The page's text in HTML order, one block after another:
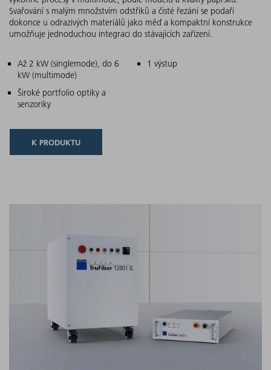
Svařování s malým množstvím odstřiků a čisté řezání se podaří
dokonce u odrazivých materiálů jako měď a kompaktní konstrukce
umožňuje jednoduchou integraci do stávajících zařízení.
Hlavní charakteristiky
Až 2 kW (singlemode), do 6
kW (multimode)
1 výstup
Široké portfolio optiky a
senzoriky
K PRODUKTU